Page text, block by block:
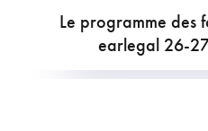
Le programme des
earlegal 26-